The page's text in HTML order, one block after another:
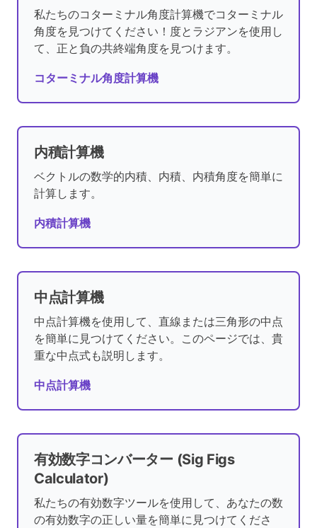
私たちのコターミナル角度計算機でコターミナル
角度を見つけてください！度とラジアンを使用し
て、正と負の共終端角度を見つけます。
コターミナル角度計算機
内積計算機
ベクトルの数学的内積、内積、内積角度を簡単に
計算します。
内積計算機
中点計算機
中点計算機を使用して、直線または三角形の中点
を簡単に見つけてください。このページでは、貴
重な中点式も説明します。
中点計算機
有効数字コンバーター (Sig Figs
Calculator)
私たちの有効数字ツールを使用して、あなたの数
の有効数字の正しい量を簡単に見つけてくださ